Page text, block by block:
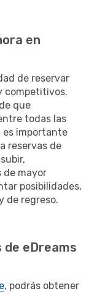
en
de reservar
competitivos.
que
todas las
es importante
reservas de
de mayor
posibilidades,
de regreso.
eDreams
, podrás obtener